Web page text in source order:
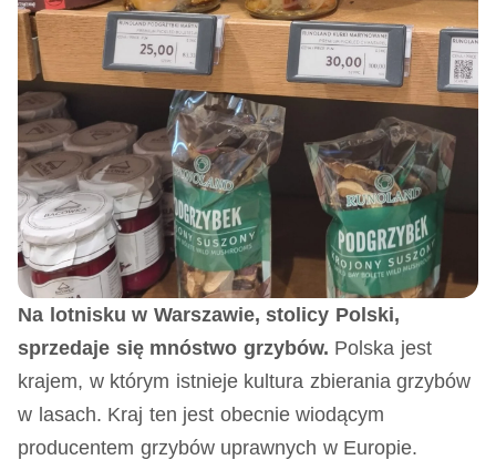
Na lotnisku w Warszawie, stolicy Polski,
sprzedaje się mnóstwo grzybów. Polska jest
krajem, w którym istnieje kultura zbierania grzybów
w lasach. Kraj ten jest obecnie wiodącym
producentem grzybów uprawnych w Europie.